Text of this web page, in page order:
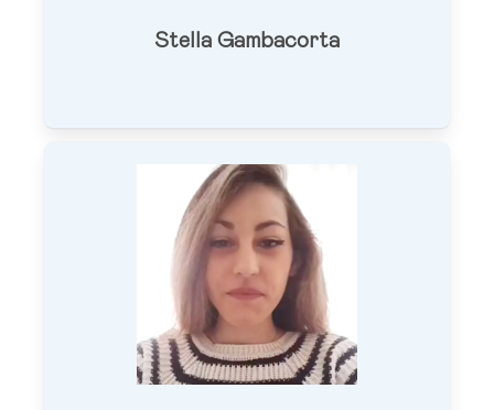
Stella Gambacorta